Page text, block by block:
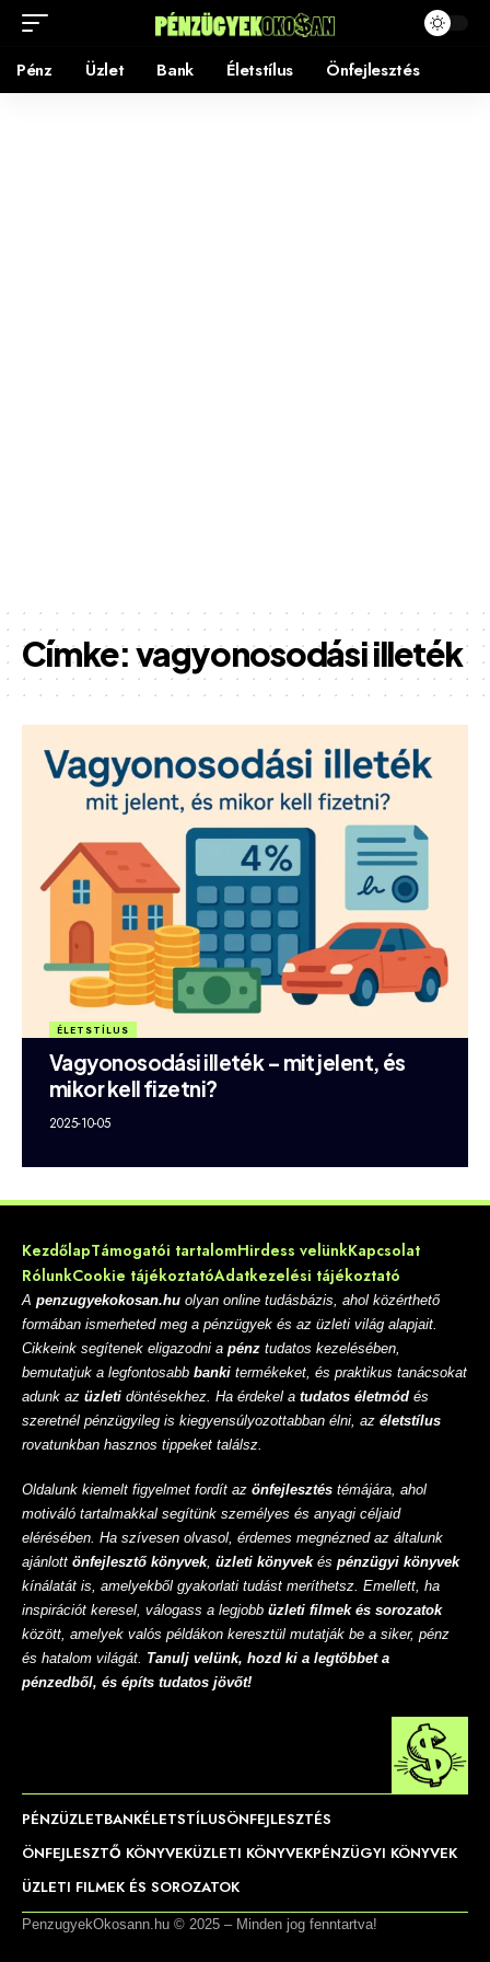
Pénz Üzlet Bank Életstílus Önfejlesztés
Címke:vagyonosodási illeték
ÉLETSTÍLUS
Vagyonosodási illeték – mit jelent, és
mikor kell fizetni?
2025-10-05
KezdőlapTámogatói tartalomHirdess velünkKapcsolat
RólunkCookie tájékoztatóAdatkezelési tájékoztató
A penzugyekokosan.hu olyan online tudásbázis, ahol közérthető
formában ismerheted meg a pénzügyek és az üzleti világ alapjait.
Cikkeink segítenek eligazodni a pénz tudatos kezelésében,
bemutatjuk a legfontosabb banki termékeket, és praktikus tanácsokat
adunk az üzleti döntésekhez. Ha érdekel a tudatos életmód és
szeretnél pénzügyileg is kiegyensúlyozottabban élni, az életstílus
rovatunkban hasznos tippeket találsz.
Oldalunk kiemelt figyelmet fordít az önfejlesztés témájára, ahol
motiváló tartalmakkal segítünk személyes és anyagi céljaid
elérésében. Ha szívesen olvasol, érdemes megnézned az általunk
ajánlott önfejlesztő könyvek, üzleti könyvekés pénzügyi könyvek
kínálatát is, amelyekből gyakorlati tudást meríthetsz. Emellett, ha
inspirációt keresel, válogass a legjobb üzleti filmek és sorozatok
között, amelyek valós példákon keresztül mutatják be a siker, pénz
és hatalom világát. Tanulj velünk, hozd ki a legtöbbet a
pénzedből, és építs tudatos jövőt!
PÉNZÜZLETBANKÉLETSTÍLUSÖNFEJLESZTÉS
ÖNFEJLESZTŐ KÖNYVEKÜZLETI KÖNYVEKPÉNZÜGYI KÖNYVEK
ÜZLETI FILMEK ÉS SOROZATOK
PenzugyekOkosann.hu © 2025 – Minden jog fenntartva!